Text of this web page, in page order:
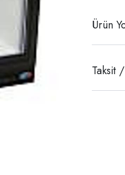
Ürün
Taksit